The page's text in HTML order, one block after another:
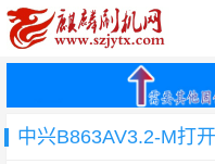
中兴B863AV3.2-M打